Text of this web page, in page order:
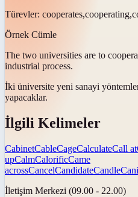
Türevler:
Örnek Cümle
The two universities are to
industrial process.
İki üniversite yeni sanayi
yapacaklar.
İlgili Kelimeler
CabinetCableCageCalculateCall at
upCalmCalorificCame
acrossCancelCandidateCandle
İletişim Merkezi (09.00 - 22.00)